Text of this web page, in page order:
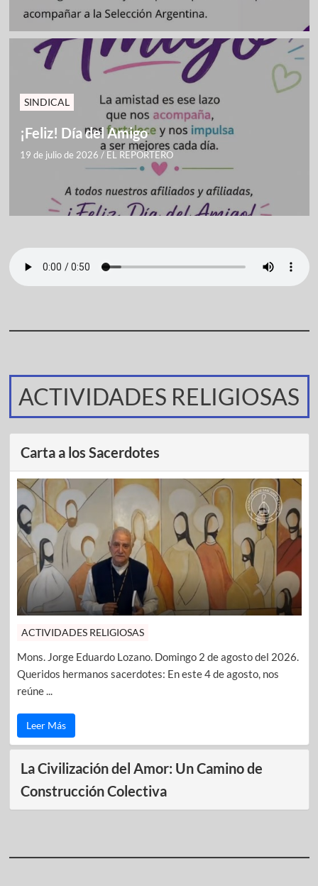
SINDICAL
¡Feliz! Día del Amigo
19 de julio de 2026 / EL REPORTERO
ACTIVIDADES RELIGIOSAS
Carta a los Sacerdotes
ACTIVIDADES RELIGIOSAS
Mons. Jorge Eduardo Lozano. Domingo 2 de agosto del 2026.
Queridos hermanos sacerdotes: En este 4 de agosto, nos
reúne ...
Leer Más
La Civilización del Amor: Un Camino de
Construcción Colectiva